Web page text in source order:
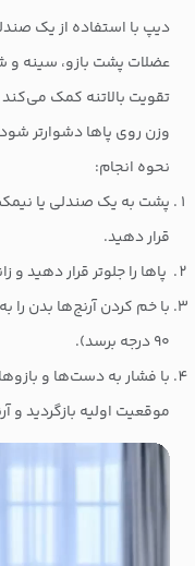
دیپ با استفاده از یک
عضلات پشت بازو، سینه
تقویت بالاتنه کمک
وزن روی پاها دشوارتر
نحوه انجام:
پشت به یک صندلی یا
قرار دهید.
پاها را جلوتر قرار دهید و
با خم کردن آرنج‌ها بدن را
۹۰ درجه برسد).
با فشار به دست‌ها و
موقعیت اولیه بازگردید و